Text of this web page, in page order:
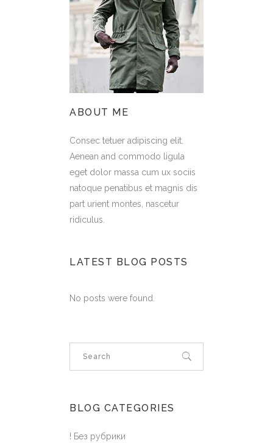
ABOUT ME
Consec tetuer adipiscing elit.
Aenean and commodo ligula
eget dolor massa cum ux sociis
natoque penatibus et magnis dis
part urient montes, nascetur
ridiculus.
LATEST BLOG POSTS
No posts were found.
BLOG CATEGORIES
! Без рубрики